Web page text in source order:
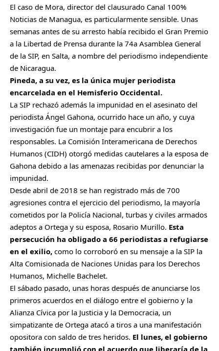
El caso de Mora, director del clausurado Canal 100%
Noticias de Managua, es particularmente sensible. Unas
semanas antes de su arresto había recibido el Gran Premio
a la Libertad de Prensa durante la 74a Asamblea General
de la SIP, en Salta, a nombre del periodismo independiente
de Nicaragua.
Pineda, a su vez, es la única mujer periodista
encarcelada en el Hemisferio Occidental.
La SIP rechazó además la impunidad en el asesinato del
periodista Ángel Gahona, ocurrido hace un año, y cuya
investigación fue un montaje para encubrir a los
responsables. La Comisión Interamericana de Derechos
Humanos (CIDH) otorgó medidas cautelares a la esposa de
Gahona debido a las amenazas recibidas por denunciar la
impunidad.
Desde abril de 2018 se han registrado más de 700
agresiones contra el ejercicio del periodismo, la mayoría
cometidos por la Policía Nacional, turbas y civiles armados
adeptos a Ortega y su esposa, Rosario Murillo. Esta
persecución ha obligado a 66 periodistas a refugiarse
en el exilio, como lo corroboró en su mensaje a la SIP la
Alta Comisionada de Naciones Unidas para los Derechos
Humanos, Michelle Bachelet.
El sábado pasado, unas horas después de anunciarse los
primeros acuerdos en el diálogo entre el gobierno y la
Alianza Cívica por la Justicia y la Democracia, un
simpatizante de Ortega atacó a tiros a una manifestación
opositora con saldo de tres heridos. El lunes, el gobierno
también incumplió con el acuerdo que liberaría de la